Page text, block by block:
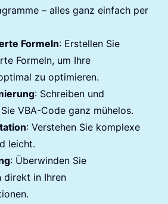
– alles ganz einfach per
Formeln: Erstellen Sie
Formeln, um Ihre
zu optimieren.
: Schreiben und
VBA-Code ganz mühelos.
: Verstehen Sie komplexe
leicht.
: Überwinden Sie
direkt in Ihren